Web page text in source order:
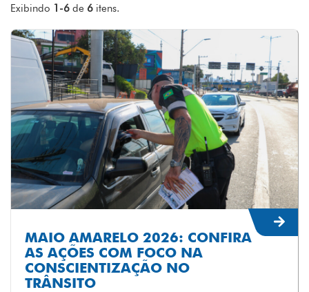
Exibindo 1-6 de 6 itens.
MAIO AMARELO 2026: CONFIRA
AS AÇÕES COM FOCO NA
CONSCIENTIZAÇÃO NO
TRÂNSITO